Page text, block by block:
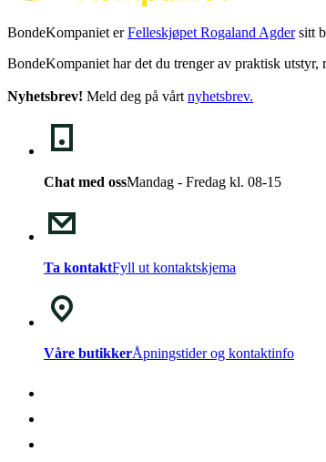
BondeKompaniet erFelleskjøpet Rogaland Agdersitt
BondeKompaniet har det du trenger av praktisk
Nyhetsbrev! Meld deg på vårt nyhetsbrev.
Chat med ossMandag - Fredag kl. 08-15
Ta kontaktFyll ut kontaktskjema
Våre butikkerÅpningstider og kontaktinfo